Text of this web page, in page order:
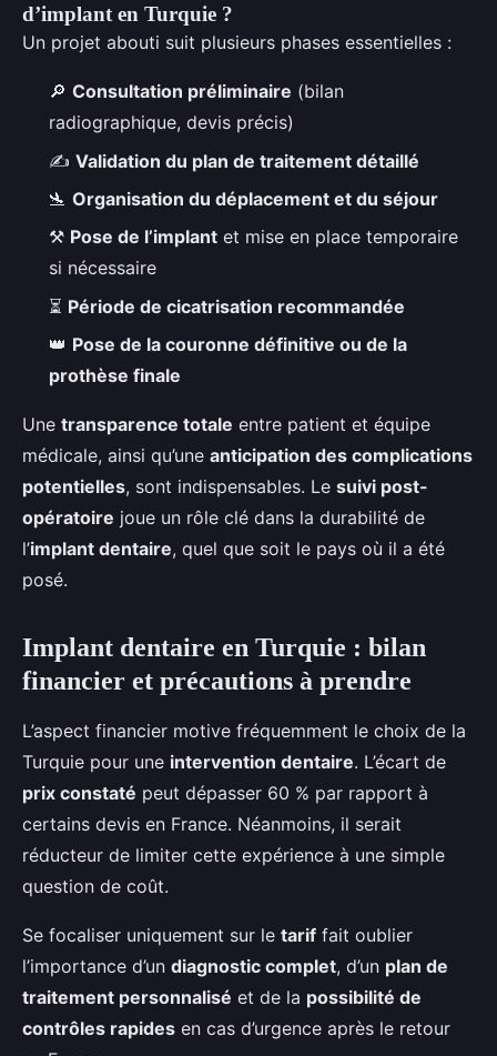
d’implant en Turquie ?
Un projet abouti suit plusieurs phases essentielles :
🔎 Consultation préliminaire (bilan
radiographique, devis précis)
✍️ Validation du plan de traitement détaillé
🛬 Organisation du déplacement et du séjour
⚒ Pose de l’implant et mise en place temporaire
si nécessaire
⏳ Période de cicatrisation recommandée
👑 Pose de la couronne définitive ou de la
prothèse finale
Une transparence totale entre patient et équipe
médicale, ainsi qu’une anticipation des complications
potentielles, sont indispensables. Le suivi post-
opératoire joue un rôle clé dans la durabilité de
l’implant dentaire, quel que soit le pays où il a été
posé.
Implant dentaire en Turquie : bilan
financier et précautions à prendre
L’aspect financier motive fréquemment le choix de la
Turquie pour une intervention dentaire. L’écart de
prix constaté peut dépasser 60 % par rapport à
certains devis en France. Néanmoins, il serait
réducteur de limiter cette expérience à une simple
question de coût.
Se focaliser uniquement sur le tarif fait oublier
l’importance d’un diagnostic complet, d’un plan de
traitement personnalisé et de la possibilité de
contrôles rapides en cas d’urgence après le retour